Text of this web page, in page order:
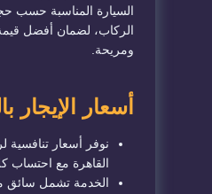
السيارة المناسبة حسب
الركاب، لضمان أفضل
ومريحة.
أسعار الإيجار
نوفر أسعار
القاهرة مع احتساب
الخدمة تشمل سائق